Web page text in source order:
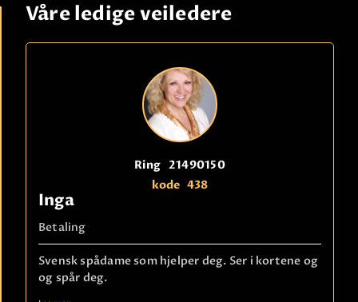
Våre ledige veiledere
Ring 21490150
kode 438
Inga
Betaling
Svensk spådame som hjelper deg. Ser i kortene og
og spår deg.